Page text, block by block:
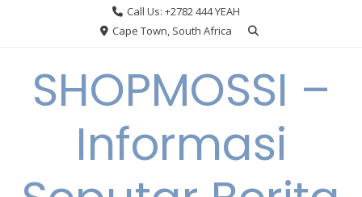
Call Us: +2782 444 YEAH
Cape Town, South Africa
SHOPMOSSI –
Informasi